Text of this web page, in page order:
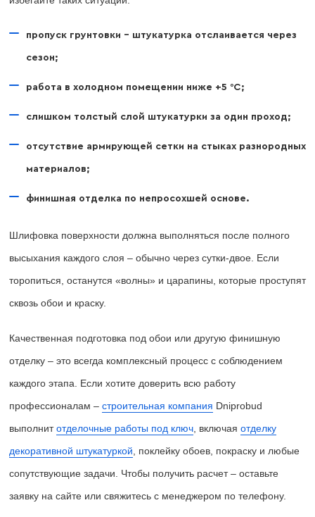
пропуск грунтовки – штукатурка отслаивается через
сезон;
работа в холодном помещении ниже +5 °C;
слишком толстый слой штукатурки за один проход;
отсутствие армирующей сетки на стыках разнородных
материалов;
финишная отделка по непросохшей основе.
Шлифовка поверхности должна выполняться после полного
высыхания каждого слоя – обычно через сутки-двое. Если
торопиться, останутся «волны» и царапины, которые проступят
сквозь обои и краску.
Качественная подготовка под обои или другую финишную
отделку – это всегда комплексный процесс с соблюдением
каждого этапа. Если хотите доверить всю работу
профессионалам – строительная компания Dniprobud
выполнитотделочные работы под ключ , включая отделку
декоративной штукатуркой , поклейку обоев, покраску и любые
сопутствующие задачи. Чтобы получить расчет – оставьте
заявку на сайте или свяжитесь с менеджером по телефону.